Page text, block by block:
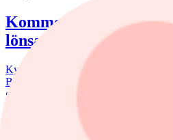
Kommentar: Kan
lönsamma som
Kycklingproducenten Scandi Standard
Bredden är uppfriskande och flera av
guldklimpar (nuggets). Fast då vill det
Bostadsmarknad